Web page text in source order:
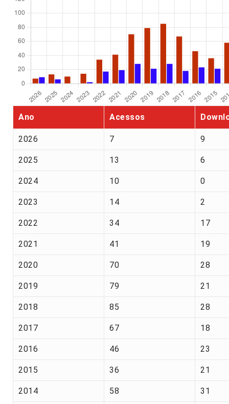
Ano Acessos
2026 7 9
2025 13 6
2024 10 0
2023 14 2
2022 34 17
2021 41 19
2020 70 28
2019 79 21
2018 85 28
2017 67 18
2016 46 23
2015 36 21
2014 58 31